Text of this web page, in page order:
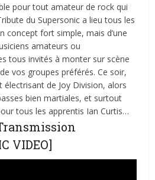
pour tout amateur de rock qui
du Supersonic a lieu tous les
concept fort simple, mais d’une
amateurs ou
tous invités à monter sur scène
vos groupes préférés. Ce soir,
de Joy Division, alors
bien martiales, et surtout
tous les apprentis Ian Curtis…
VIDEO]